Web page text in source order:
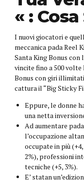
« :
I nuovi giocatori e
meccanica pada Reel
Santa King Bonus
vincite fino a 500
Bonus con giri
cattura il “Big Sticky
Eppure, le donne
una netta
Ad aumentare
l’occupazione
occupate in più
2%), professioni
tecniche (+5, 3%).
E’ statan